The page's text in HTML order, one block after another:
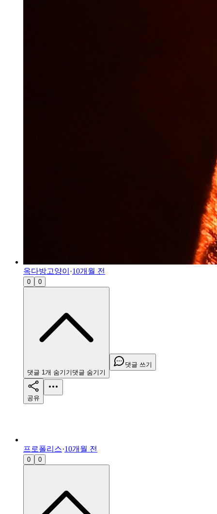
옥다방고양이 ·10개월 전
0 0
댓글 1개 숨기기 댓글 숨기기
댓글 쓰기
공유
프로폴리스·10개월 전
0 0